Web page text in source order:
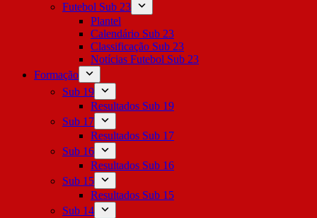
Futebol Sub 23
Plantel
Calendário Sub 23
Classificação Sub 23
Notícias Futebol Sub 23
Formação
Sub 19
Resultados Sub 19
Sub 17
Resultados Sub 17
Sub 16
Resultados Sub 16
Sub 15
Resultados Sub 15
Sub 14